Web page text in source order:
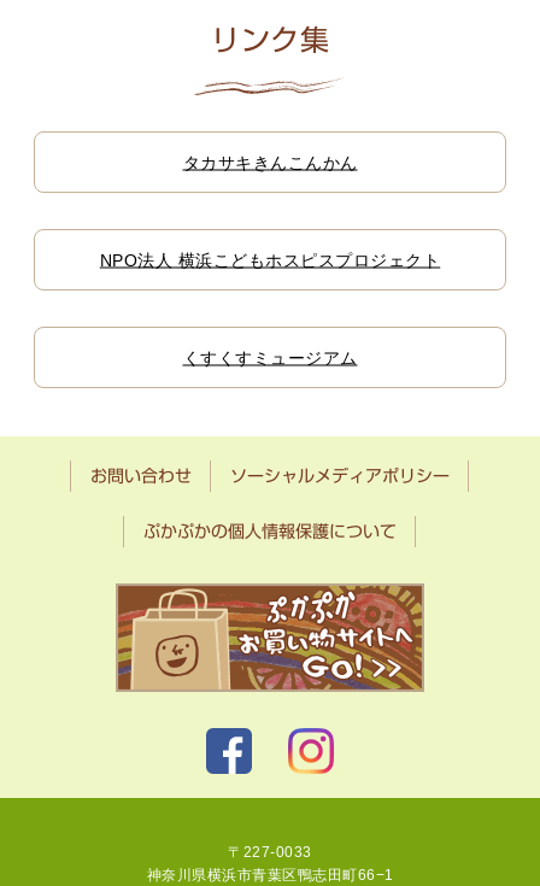
リンク集
タカサキきんこんかん
NPO法人 横浜こどもホスピスプロジェクト
くすくすミュージアム
お問い合わせ ソーシャルメディアポリシー
ぷかぷかの個人情報保護について
〒227-0033
神奈川県横浜市青葉区鴨志田町66−1